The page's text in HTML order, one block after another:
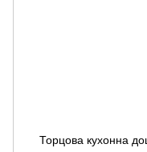
Торцова кухонна